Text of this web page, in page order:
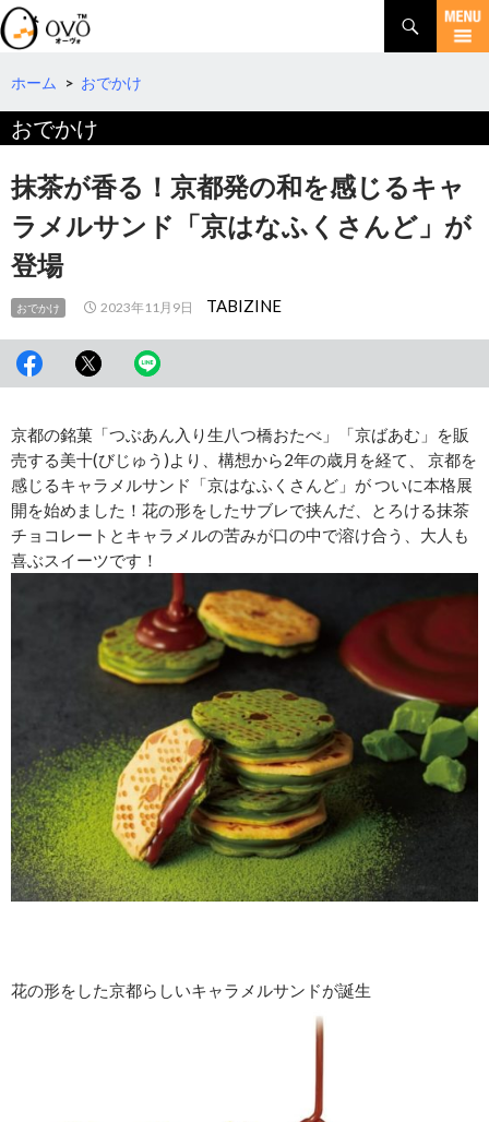
検
索
コ
テ
ツ
へ
動
ホーム > おでかけ
おでかけ
抹茶が香る！京都発の和を感じるキャ
ラメルサンド「京はなふくさんど」が
登場
おでかけ 2023年11月9日 TABIZINE
京都の銘菓「つぶあん入り生八つ橋おたべ」「京ばあむ」を販
売する美十(びじゅう)より、構想から2年の歳月を経て、 京都を
感じるキャラメルサンド「京はなふくさんど」が ついに本格展
開を始めました！花の形をしたサブレで挟んだ、とろける抹茶
チョコレートとキャラメルの苦みが口の中で溶け合う、大人も
喜ぶスイーツです！
花の形をした京都らしいキャラメルサンドが誕生